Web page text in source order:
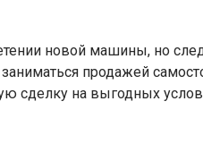
новой машины, но
продажей
сделку на выгодных